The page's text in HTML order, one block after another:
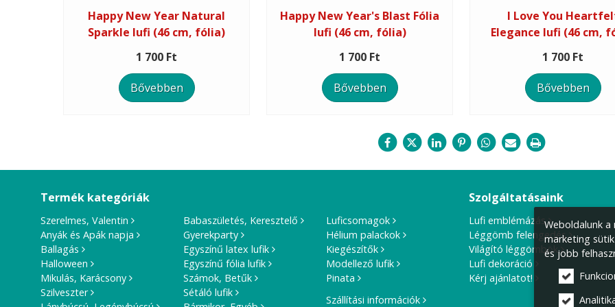
Happy New Year Natural
Sparkle lufi (46 cm, fólia)
1 700 Ft
Bővebben
Happy New Year's Blast Fólia
lufi (46 cm, fólia)
1 700 Ft
Bővebben
I Love You
Elegance lufi (46 cm,
1 700 Ft
Bővebben
Termék kategóriák
Szerelmes, Valentin
Anyák és Apák napja
Ballagás
Halloween
Mikulás, Karácsony
Szilveszter
Babaszületés, Keresztelő
Gyerekparty
Egyszínű latex lufik
Egyszínű fólia lufik
Számok, Betűk
Sétáló lufik
Luficsomagok
Hélium palackok
Kiegészítők
Modellező lufik
Pinata
Szállítási információk
Szolgáltatásaink
Lufi emblémázás
Léggömb felengedés
Világító léggömbök
Lufi dekoráció
Kérj ajánlatot!
Weboldalunk
marketing
és jobb